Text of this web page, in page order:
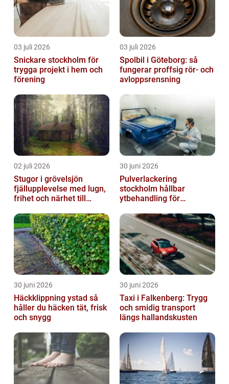
03 juli 2026
Snickare stockholm för
trygga projekt i hem och
förening
03 juli 2026
Spolbil i Göteborg: så
fungerar proffsig rör- och
avloppsrensning
02 juli 2026
Stugor i grövelsjön
fjällupplevelse med lugn,
frihet och närhet till
30 juni 2026
Pulverlackering
stockholm hållbar
ytbehandling för
30 juni 2026
Häckklippning ystad så
håller du häcken tät, frisk
och snygg
30 juni 2026
Taxi i Falkenberg: Trygg
och smidig transport
längs hallandskusten